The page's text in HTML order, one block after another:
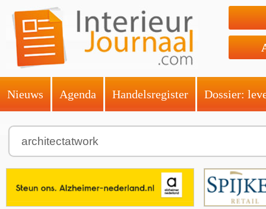
Nieuws Agenda Handelsregister Dossier: